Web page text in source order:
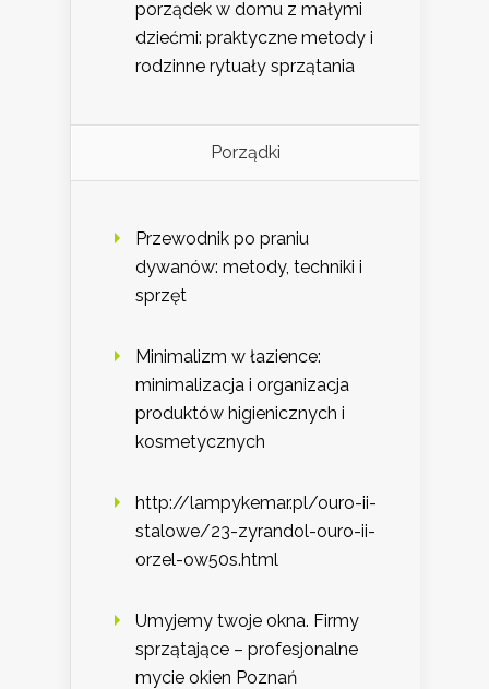
porządek w domu z małymi
dziećmi: praktyczne metody i
rodzinne rytuały sprzątania
Porządki
Przewodnik po praniu
dywanów: metody, techniki i
sprzęt
Minimalizm w łazience:
minimalizacja i organizacja
produktów higienicznych i
kosmetycznych
http://lampykemar.pl/ouro-ii-
stalowe/23-zyrandol-ouro-ii-
orzel-ow50s.html
Umyjemy twoje okna. Firmy
sprzątające – profesjonalne
mycie okien Poznań